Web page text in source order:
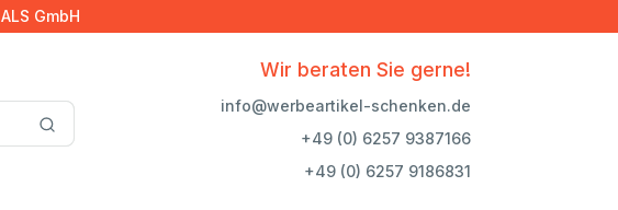
GmbH
Wir beraten Sie gerne!
info@werbeartikel-schenken.de
+49 (0) 6257 9387166
+49 (0) 6257 9186831